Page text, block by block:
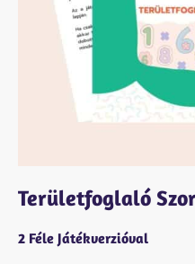
Területfoglaló
2 Féle Játékverzióval